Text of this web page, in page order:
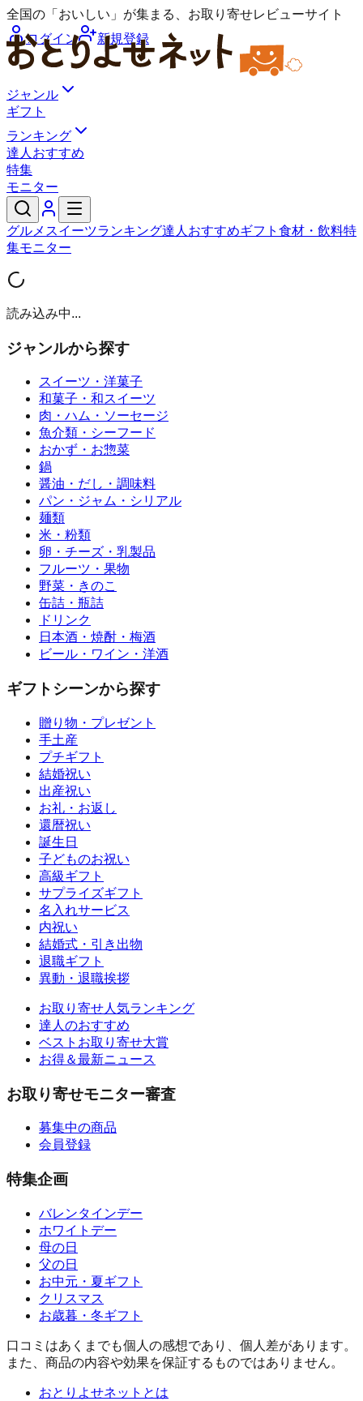
全国の「おいしい」が集まる、お取り寄せレビューサイト
ログイン
新規登録
ジャンル
ギフト
ランキング
達人おすすめ
特集
モニター
グルメ スイーツランキング達人おすすめギフト 食材・飲料特
集モニター
読み込み中...
ジャンルから探す
スイーツ・洋菓子
和菓子・和スイーツ
肉・ハム・ソーセージ
魚介類・シーフード
おかず・お惣菜
鍋
醤油・だし・調味料
パン・ジャム・シリアル
麺類
米・粉類
卵・チーズ・乳製品
フルーツ・果物
野菜・きのこ
缶詰・瓶詰
ドリンク
日本酒・焼酎・梅酒
ビール・ワイン・洋酒
ギフトシーンから探す
贈り物・プレゼント
手土産
プチギフト
結婚祝い
出産祝い
お礼・お返し
還暦祝い
誕生日
子どものお祝い
高級ギフト
サプライズギフト
名入れサービス
内祝い
結婚式・引き出物
退職ギフト
異動・退職挨拶
お取り寄せ人気ランキング
達人のおすすめ
ベストお取り寄せ大賞
お得＆最新ニュース
お取り寄せモニター審査
募集中の商品
会員登録
特集企画
バレンタインデー
ホワイトデー
母の日
父の日
お中元・夏ギフト
クリスマス
お歳暮・冬ギフト
口コミはあくまでも個人の感想であり、個人差があります。
また、商品の内容や効果を保証するものではありません。
おとりよせネットとは